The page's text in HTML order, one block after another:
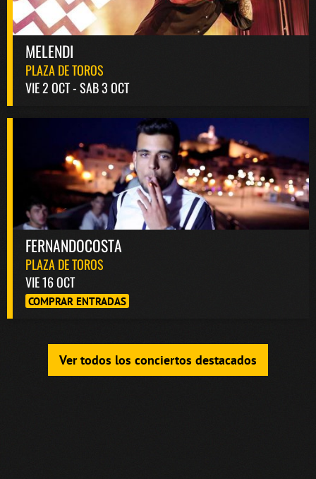
MELENDI
PLAZA DE TOROS
VIE 2 OCT - SAB 3 OCT
FERNANDOCOSTA
PLAZA DE TOROS
VIE 16 OCT
COMPRAR ENTRADAS
Ver todos los conciertos destacados